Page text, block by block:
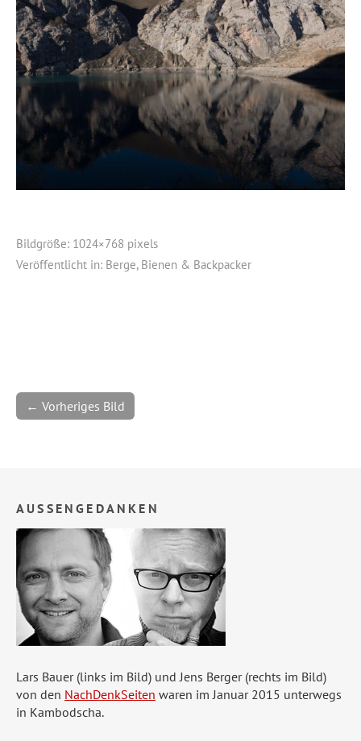
Bildgröße: 1024×768 pixels
Veröffentlicht in: Berge, Bienen & Backpacker
← Vorheriges Bild
AUSSENGEDANKEN
Lars Bauer (links im Bild) und Jens Berger (rechts im Bild)
von den NachDenkSeiten waren im Januar 2015 unterwegs
in Kambodscha.